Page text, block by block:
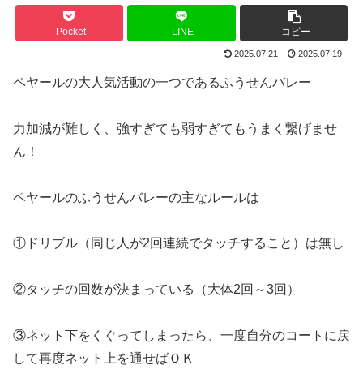
Pocket LINE コピー
2025.07.21 2025.07.19
ペヤールの大人気活動の一つであるふうせんバレー
力加減が難しく、強すぎても弱すぎてもうまく繋げませ
ん！
ペヤールのふうせんバレーの主なルールは
①ドリブル（同じ人が2回連続でタッチすること）は無し
②タッチの回数が決まっている（大体2回～3回）
③ネット下をくぐってしまったら、一度自分のコートに戻
して再度ネット上を通せばＯＫ